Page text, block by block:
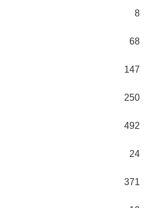
8
68
147
250
492
24
371